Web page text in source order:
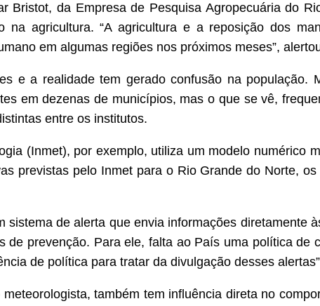
Bristot, da Empresa de Pesquisa Agropecuária do
na agricultura. “A agricultura e a reposição dos
em algumas regiões nos próximos meses”,
e a realidade tem gerado confusão na população.
em dezenas de municípios, mas o que se vê,
entre os institutos.
(Inmet), por exemplo, utiliza um modelo numérico
previstas pelo Inmet para o Rio Grande do Norte,
sistema de alerta que envia informações diretamente
de prevenção. Para ele, falta ao País uma política de
de política para tratar da divulgação desses
também tem influência direta no